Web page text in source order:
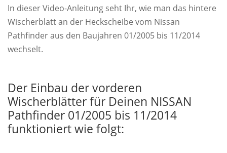
In dieser Video-Anleitung seht Ihr, wie man das hintere
Wischerblatt an der Heckscheibe vom Nissan
Pathfinder aus den Baujahren 01/2005 bis 11/2014
wechselt.
Der Einbau der vorderen
Wischerblätter für Deinen NISSAN
Pathfinder 01/2005 bis 11/2014
funktioniert wie folgt: